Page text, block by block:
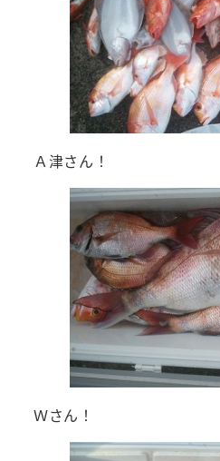
Ａ津さん！
Ｗさん！